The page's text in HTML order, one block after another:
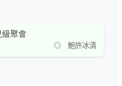
級聚會
◎ 鮑許冰清